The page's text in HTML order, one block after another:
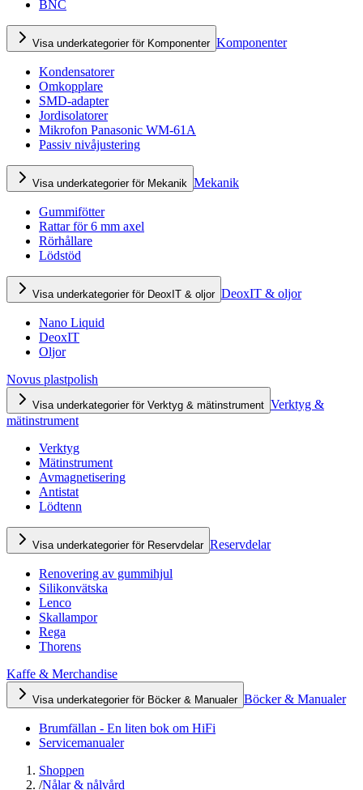
BNC
Visa underkategorier för Komponenter Komponenter
Kondensatorer
Omkopplare
SMD-adapter
Jordisolatorer
Mikrofon Panasonic WM-61A
Passiv nivåjustering
Visa underkategorier för Mekanik Mekanik
Gummifötter
Rattar för 6 mm axel
Rörhållare
Lödstöd
Visa underkategorier för DeoxIT & oljor DeoxIT & oljor
Nano Liquid
DeoxIT
Oljor
Novus plastpolish
Visa underkategorier för Verktyg & mätinstrument Verktyg &
mätinstrument
Verktyg
Mätinstrument
Avmagnetisering
Antistat
Lödtenn
Visa underkategorier för Reservdelar Reservdelar
Renovering av gummihjul
Silikonvätska
Lenco
Skallampor
Rega
Thorens
Kaffe & Merchandise
Visa underkategorier för Böcker & Manualer Böcker & Manualer
Brumfällan - En liten bok om HiFi
Servicemanualer
Shoppen
/Nålar & nålvård